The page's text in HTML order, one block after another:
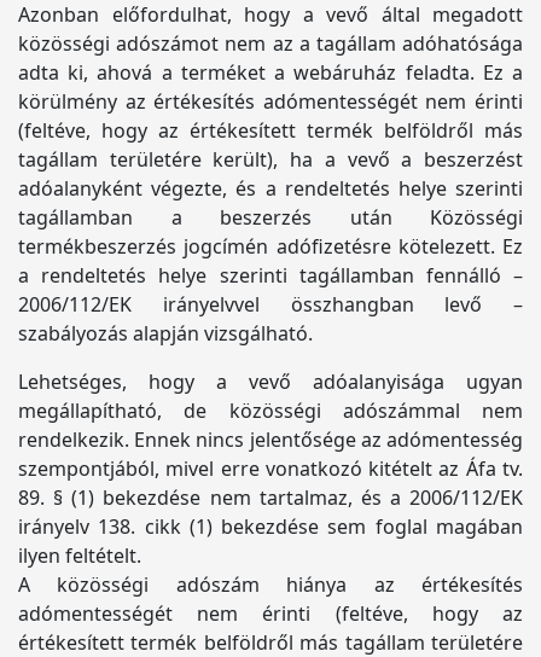
Azonban előfordulhat, hogy a vevő által megadott
közösségi adószámot nem az a tagállam adóhatósága
adta ki, ahová a terméket a webáruház feladta. Ez a
körülmény az értékesítés adómentességét nem érinti
(feltéve, hogy az értékesített termék belföldről más
tagállam területére került), ha a vevő a beszerzést
adóalanyként végezte, és a rendeltetés helye szerinti
tagállamban a beszerzés után Közösségi
termékbeszerzés jogcímén adófizetésre kötelezett. Ez
a rendeltetés helye szerinti tagállamban fennálló –
2006/112/EK irányelvvel összhangban levő –
szabályozás alapján vizsgálható.
Lehetséges, hogy a vevő adóalanyisága ugyan
megállapítható, de közösségi adószámmal nem
rendelkezik. Ennek nincs jelentősége az adómentesség
szempontjából, mivel erre vonatkozó kitételt az Áfa tv.
89. § (1) bekezdése nem tartalmaz, és a 2006/112/EK
irányelv 138. cikk (1) bekezdése sem foglal magában
ilyen feltételt.
A közösségi adószám hiánya az értékesítés
adómentességét nem érinti (feltéve, hogy az
értékesített termék belföldről más tagállam területére